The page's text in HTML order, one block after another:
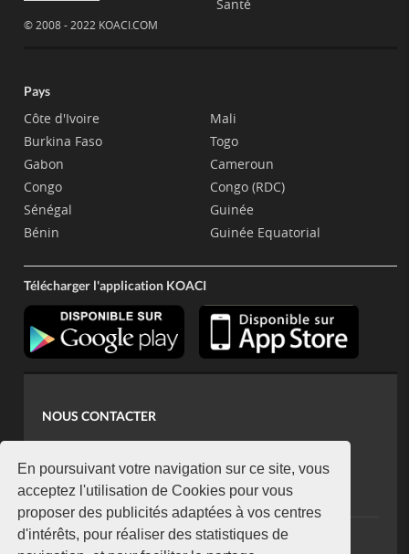
En poursuivant votre navigation sur ce site, vous
acceptez l'utilisation de Cookies pour vous
proposer des publicités adaptées à vos centres
d'intérêts, pour réaliser des statistiques de
© 2008 - 2022 KOACI.COM
Santé
Pays
Côte d'Ivoire
Burkina Faso
Gabon
Congo
Sénégal
Bénin
Mali
Togo
Cameroun
Congo (RDC)
Guinée
Guinée Equatorial
Télécharger l'application KOACI
NOUS CONTACTER
koaci@yahoo.fr
+225 07 08 85 52 93
NEWSLETTER